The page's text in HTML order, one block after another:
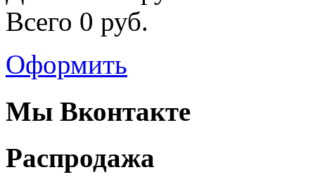
Всего 0 руб.
Оформить
Мы Вконтакте
Распродажа